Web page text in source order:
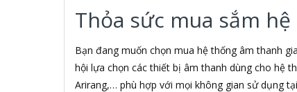
Ami
Amkov
AMP
AMPE
AMPED WIRELESS
Thỏa sức mua sắm
Bạn đang muốn chọn mua hệ thống âm thanh
hội lựa chọn các thiết bị âm thanh dùng cho hệ
Arirang,… phù hợp với mọi không gian sử dụng